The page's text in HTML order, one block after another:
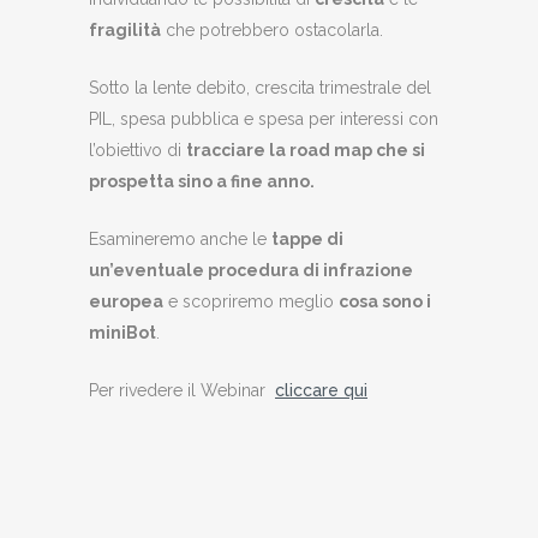
fragilità che potrebbero ostacolarla.
Sotto la lente debito, crescita trimestrale del
PIL, spesa pubblica e spesa per interessi con
l’obiettivo di tracciare la road map che si
prospetta sino a fine anno.
Esamineremo anche le tappe di
un’eventuale procedura di infrazione
europea e scopriremo meglio cosa sono i
miniBot.
Per rivedere il Webinar cliccare qui